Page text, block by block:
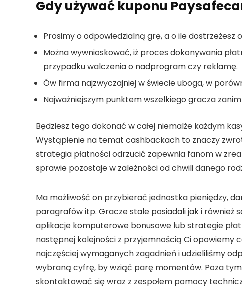
Gdy używać kuponu
Prosimy o odpowiedzialną grę, a o ile dostrzeżesz
Można wywnioskować, iż proces dokonywania
przypadku walczenia o nadprogram czy reklamę.
Ów firma najzwyczajniej w świecie uboga, w
Najważniejszym punktem wszelkiego gracza
Będziesz tego dokonać w całej niemalże każdym
Wystąpienie na temat cashbackach to znaczy
strategia płatności odrzucić zapewnia fanom w
sprawie pozostaje w zależności od chwili danego
Ma możliwość on przybierać jednostka pieniędzy,
paragrafów itp. Gracze stale posiadali jak i
aplikacje komputerowe bonusowe lub strategie
następnej kolejności z przyjemnością Ci opowiemy
najczęściej wymaganych zagadnień i udzieliliśmy
wybraną cyfrę, by wziąć parę momentów. Poza
skontaktować się wraz z zespołem pomocy